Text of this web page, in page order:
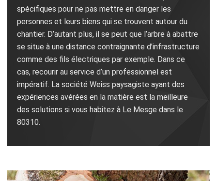
spécifiques pour ne pas mettre en danger les
personnes et leurs biens qui se trouvent autour du
chantier. D’autant plus, il se peut que l’arbre à abattre
se situe à une distance contraignante d’infrastructure
comme des fils électriques par exemple. Dans ce
cas, recourir au service d’un professionnel est
impératif. La société Weiss paysagiste ayant des
expériences avérées en la matière est la meilleure
des solutions si vous habitez à Le Mesge dans le
80310.